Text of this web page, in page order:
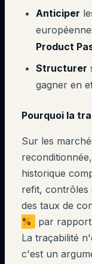
Anticiper
Product
Structurer
gagner en
Pourquoi la
Sur les
historique
refit,
des taux de
%
par
La traçabilité
c'est un